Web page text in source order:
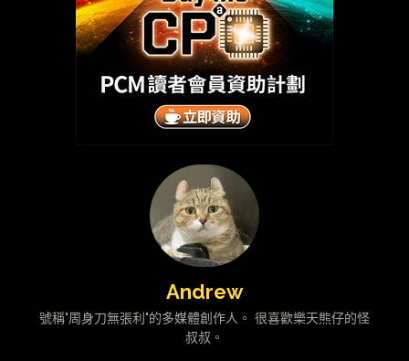
Andrew
號稱"周身刀無張利"的多媒體創作人。 很喜歡樂天熊仔的怪
叔叔。